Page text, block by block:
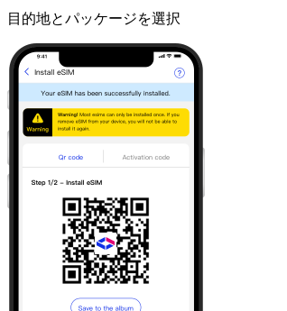
目的地とパッケージを選択